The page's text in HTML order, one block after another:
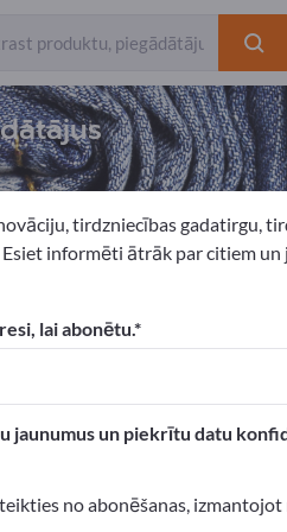
>> sāciet šeit
Exportpages.
publicējiet šeit
tirdzniecības gadatirgu,
informēti ātrāk par citiem
lai abonētu.
jaunumus un piekrītu datu
no abonēšanas,